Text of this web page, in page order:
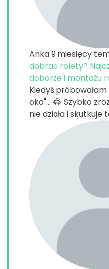
Anka9 miesięcy
dobrać rolety?
doborze i montażu
Kiedyś
oko"... 😂 Szybko
nie działa i skutkuje